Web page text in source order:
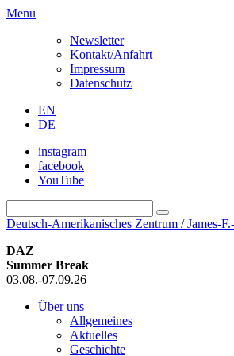
Menu
Newsletter
Kontakt/Anfahrt
Impressum
Datenschutz
EN
DE
instagram
facebook
YouTube
Deutsch-Amerikanisches Zentrum / James-
DAZ
Summer Break
03.08.-07.09.26
Über uns
Allgemeines
Aktuelles
Geschichte